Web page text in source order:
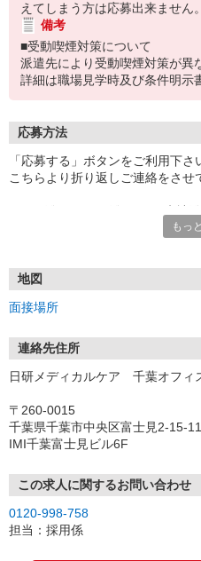
えてしまう方は応募出来ません。
備考
■受動喫煙対策について
派遣先により受動喫煙対策が異
詳細は職場見学時及び条件明示
応募方法
「応募する」ボタンをご利用下さ
こちらより折り返しご連絡をさせ
もっ
地図
面接場所
連絡先住所
日研メディカルケア 千葉オフィ
〒260-0015
千葉県千葉市中央区富士見2-15-11
IMI千葉富士見ビル6F
この求人に関するお問い合わせ
0120-998-758
担当：採用係